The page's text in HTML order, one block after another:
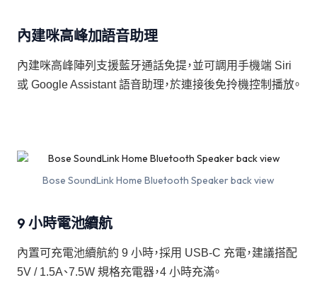
內建咪高峰加語音助理
內建咪高峰陣列支援藍牙通話免提，並可調用手機端 Siri
或 Google Assistant 語音助理，於連接後免拎機控制播放。
Bose SoundLink Home Bluetooth Speaker back view
9 小時電池續航
內置可充電池續航約 9 小時，採用 USB-C 充電，建議搭配
5V / 1.5A、7.5W 規格充電器，4 小時充滿。